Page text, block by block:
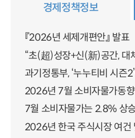
경제정책정보
『2026년 세제개편안』 발표
“초(超)성장+신(新)공간, 대
과기정통부, ‘누누티비 시즌
2026년 7월 소비자물가동향
7월 소비자물가는 2.8% 상
2026년 한국 주식시장 여건